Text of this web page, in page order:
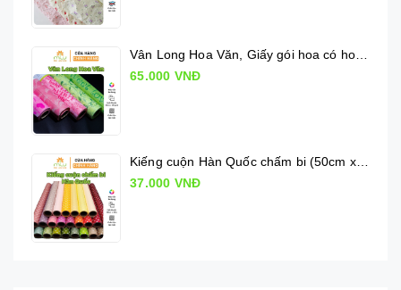
65.000 VNĐ
Kiếng cuộn Hàn Quốc chấm bi (50cm x 10m)
37.000 VNĐ